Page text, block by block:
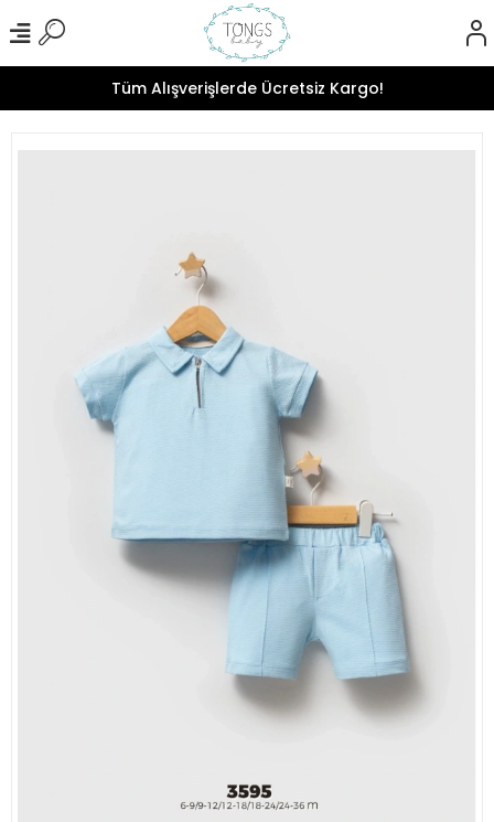
Tüm Alışverişlerde Ücretsiz Kargo!